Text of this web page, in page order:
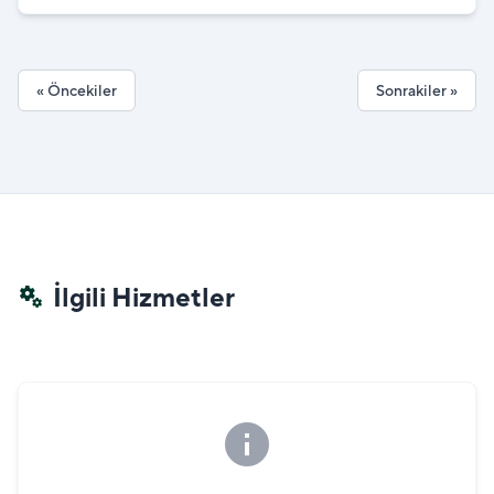
Dönüştür"
« Öncekiler Sonrakiler »
miscellaneous_services İlgili Hizmetler
info